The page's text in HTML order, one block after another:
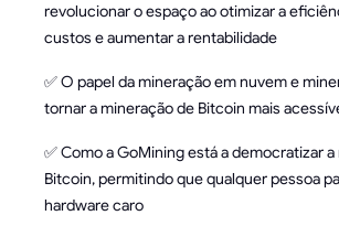
revolucionar o espaço ao otimizar a
custos e aumentar a rentabilidade
✅ O papel da mineração em nuvem e
tornar a mineração de Bitcoin mais
✅ Como a GoMining está a democratizar
Bitcoin, permitindo que qualquer pessoa
hardware caro